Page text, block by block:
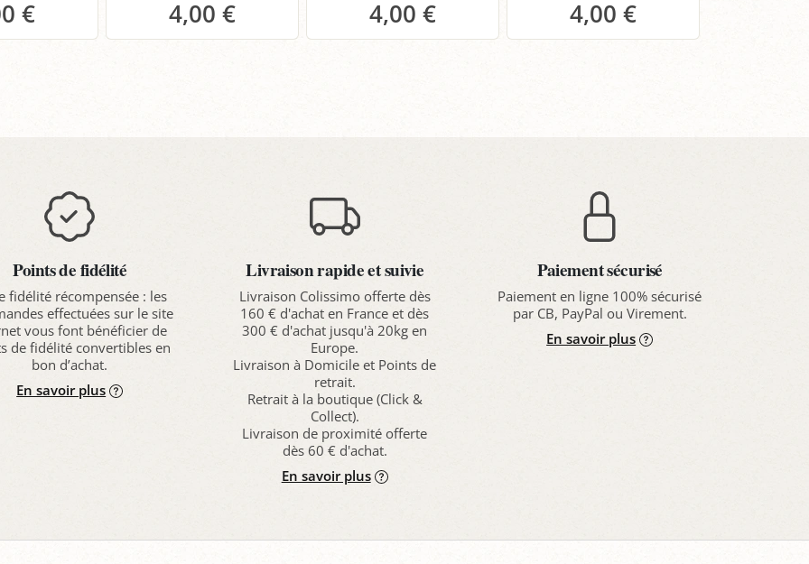
€ 4,00 € 4,00 € 4,00 €
Points de fidélité
fidélité récompensée : les
effectuées sur le site
vous font bénéficier de
de fidélité convertibles en
bon d’achat.
En savoir plus
Livraison rapide et suivie
Livraison Colissimo offerte dès
160 € d'achat en France et dès
300 € d'achat jusqu'à 20kg en
Europe.
Livraison à Domicile et Points de
retrait.
Retrait à la boutique (Click &
Collect).
Livraison de proximité offerte
dès 60 € d'achat.
En savoir plus
Paiement sécurisé
Paiement en ligne 100% sécurisé
par CB, PayPal ou Virement.
En savoir plus